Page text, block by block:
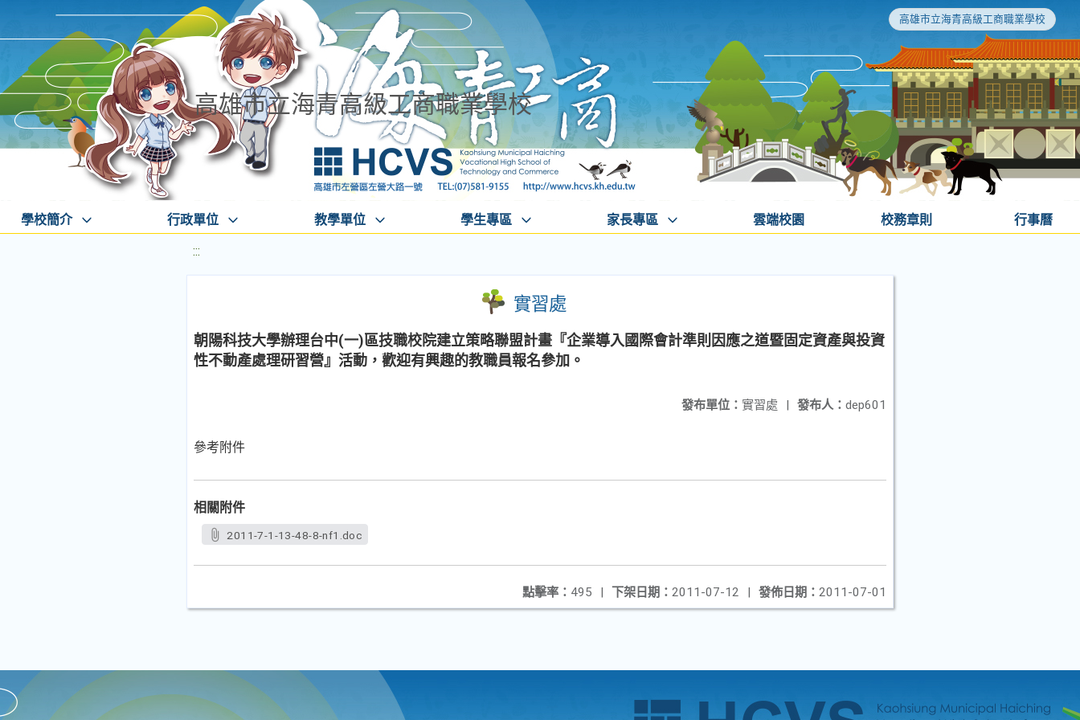
高雄市立海青高級工商職業學校
高雄市立海青高級工商職業學校
學校簡介 行政單位 教學單位 學生專區 家長專區 雲端校園 校務章則 行事曆
:::
實習處
朝陽科技大學辦理台中(一)區技職校院建立策略聯盟計畫『企業導入國際會計準則因應之道暨固定資產與投資
性不動產處理研習營』活動，歡迎有興趣的教職員報名參加。
發布人： dep601
發布單位： 實習處 |
參考附件
相關附件
2011-7-1-13-48-8-nf1.doc
發佈日期： 2011-07-01
下架日期： 2011-07-12 |
點擊率： 495 |